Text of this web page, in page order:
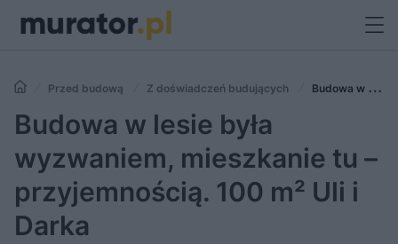
Przed budową Z doświadczeń budujących
Budowa w lesie
była wyzwaniem, mieszkanie tu – przyjemnością. 100 m² Uli i Darka
Budowa w lesie była
wyzwaniem, mieszkanie tu –
przyjemnością. 100 m² Uli i
Darka